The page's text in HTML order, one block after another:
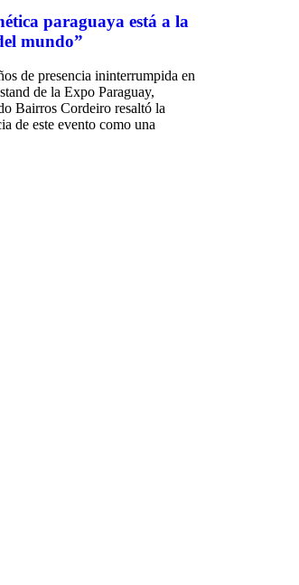
paraguaya está a la
mundo”
de presencia ininterrumpida en
de la Expo Paraguay,
Bairros Cordeiro resaltó la
de este evento como una